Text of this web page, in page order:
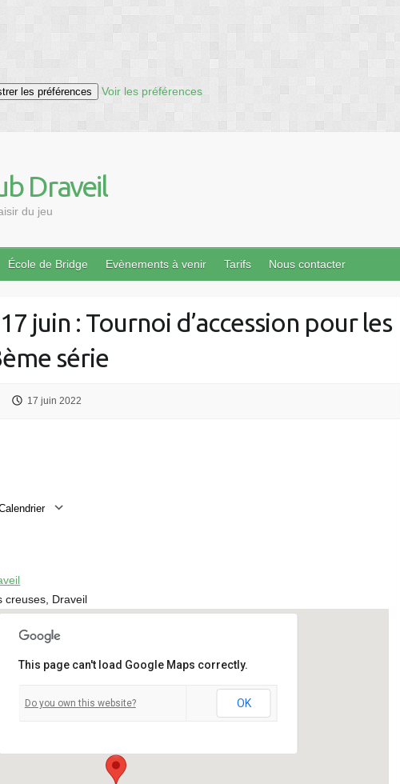
les préférences
Voir les préférences
Draveil
du jeu
École de Bridge Evènements à venir Tarifs Nous contacter
juin : Tournoi d’accession pour les
série
17 juin 2022
creuses, Draveil
This page can't load Google Maps correctly.
Do you own this website? OK